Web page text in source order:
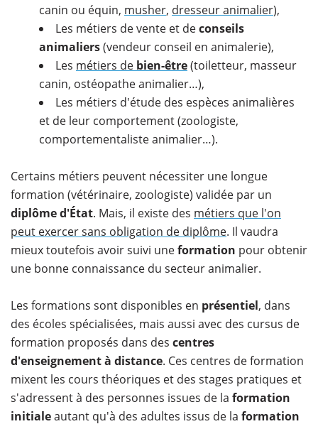
canin ou équin, musher, dresseur animalier),
Les métiers de vente et deconseils
animaliers(vendeur conseil en animalerie),
Les métiers de bien-être(toiletteur, masseur
canin, ostéopathe animalier…),
Les métiers d'étude des espèces animalières
et de leur comportement (zoologiste,
comportementaliste animalier…).
Certains métiers peuvent nécessiter une longue
formation (vétérinaire, zoologiste) validée par un
diplôme d'État. Mais, il existe des métiers que l'on
peut exercer sans obligation de diplôme. Il vaudra
mieux toutefois avoir suivi uneformation pour obtenir
une bonne connaissance du secteur animalier.
Les formations sont disponibles en présentiel, dans
des écoles spécialisées, mais aussi avec des cursus de
formation proposés dans des centres
d'enseignement à distance. Ces centres de formation
mixent les cours théoriques et des stages pratiques et
s'adressent à des personnes issues de la formation
initialeautant qu'à des adultes issus de la formation